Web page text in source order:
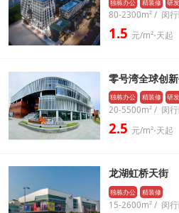
独栋办公 精装修 研
80-2300m² / 闵
1.5 元/m²⋅天起
零号湾全球创
独栋办公 精装修 研
20-5500m² / 闵
2.5 元/m²⋅天起
龙湖虹桥天街
独栋办公 精装修
15-2600m² / 闵